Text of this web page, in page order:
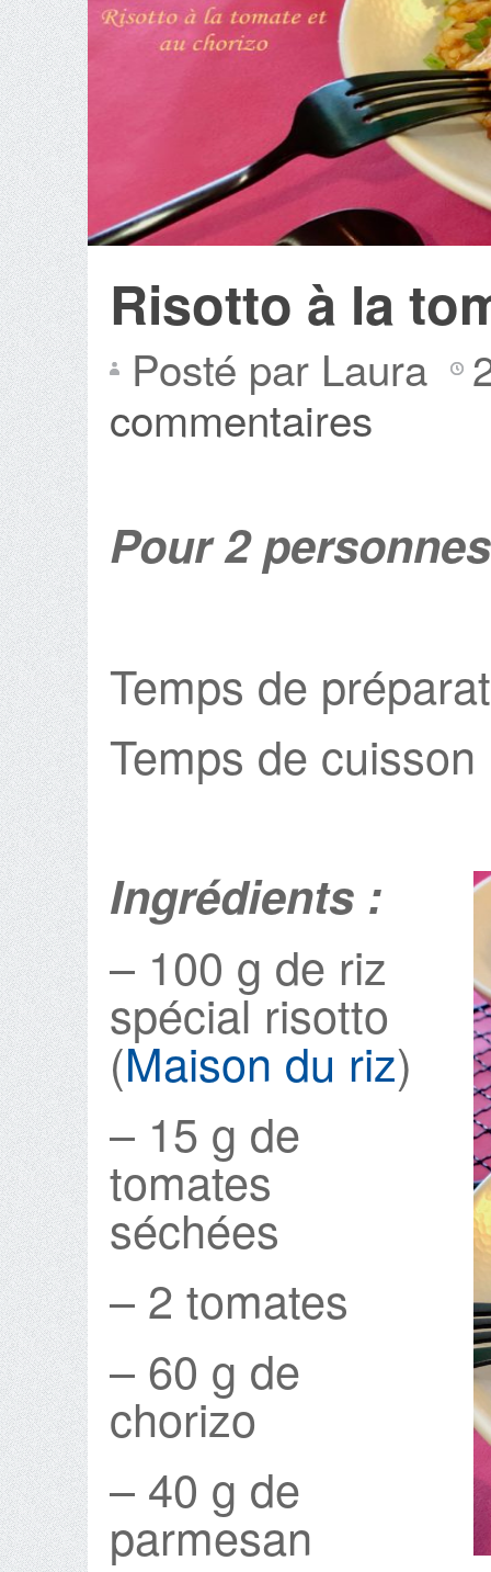
Risotto à la
Posté par Laura
commentaires
Pour 2 personnes
Temps de
Temps de
Ingrédients :
– 100 g de riz
spécial risotto
(Maison du riz)
– 15 g de
tomates
séchées
– 2 tomates
– 60 g de
chorizo
– 40 g de
parmesan